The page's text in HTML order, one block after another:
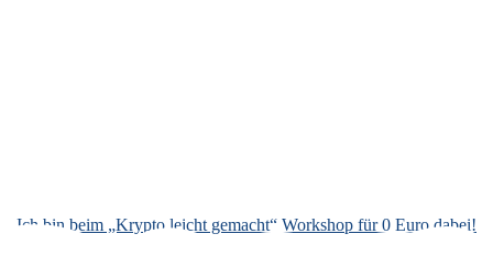
Ich bin beim „Krypto leicht gemacht“ Workshop für 0 Euro dabei!